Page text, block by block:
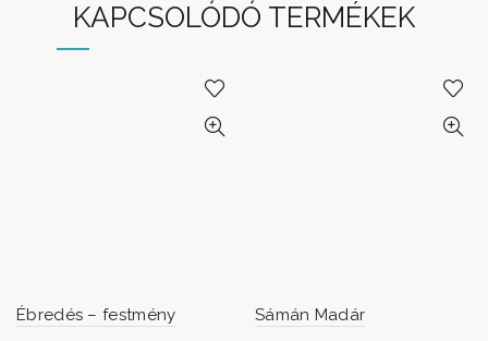
KAPCSOLÓDÓ TERMÉKEK
Ébredés – festmény Sámán Madár